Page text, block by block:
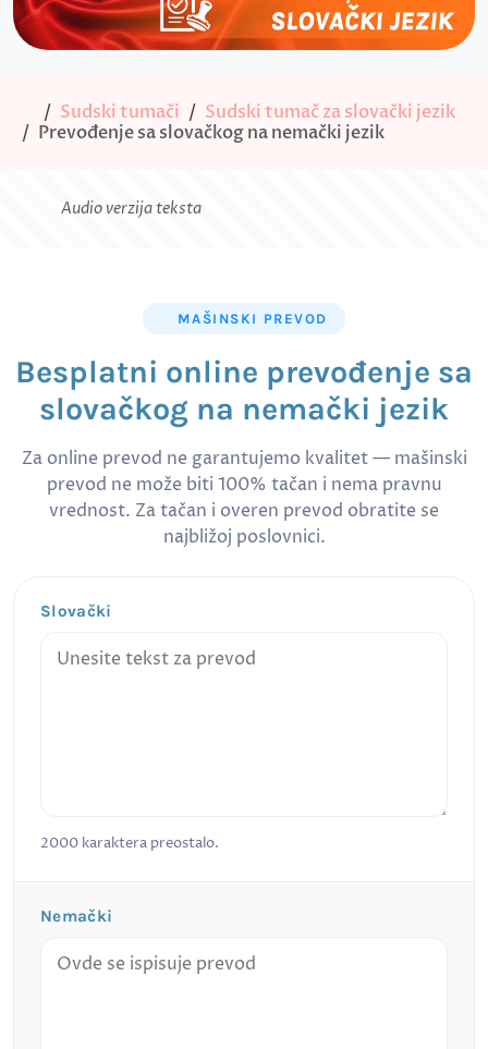
Sudski tumači
Sudski tumač za slovački jezik
Prevođenje sa slovačkog na nemački jezik
Audio verzija teksta
MAŠINSKI PREVOD
Besplatni online prevođenje sa
slovačkog na nemački jezik
Za online prevod ne garantujemo kvalitet — mašinski
prevod ne može biti 100% tačan i nema pravnu
vrednost. Za tačan i overen prevod obratite se
najbližoj poslovnici.
Slovački
2000 karaktera preostalo.
Nemački